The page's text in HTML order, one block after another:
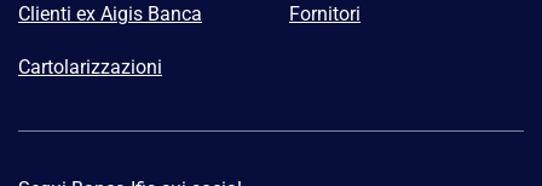
Clienti ex Aigis Banca Fornitori
Cartolarizzazioni